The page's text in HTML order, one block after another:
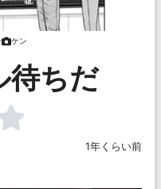
ケン
待ちだ
1年くらい前